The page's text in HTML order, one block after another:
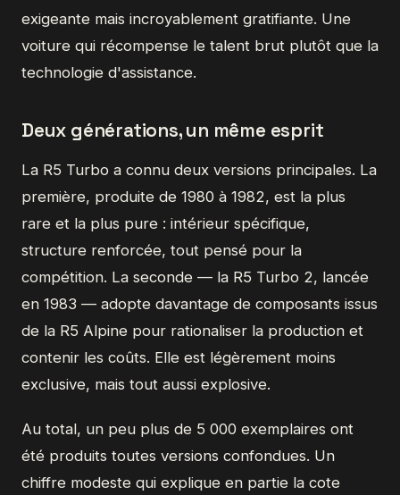
exigeante mais incroyablement gratifiante. Une
voiture qui récompense le talent brut plutôt que la
technologie d'assistance.
Deux générations, un même esprit
La R5 Turbo a connu deux versions principales. La
première, produite de 1980 à 1982, est la plus
rare et la plus pure : intérieur spécifique,
structure renforcée, tout pensé pour la
compétition. La seconde — la R5 Turbo 2, lancée
en 1983 — adopte davantage de composants issus
de la R5 Alpine pour rationaliser la production et
contenir les coûts. Elle est légèrement moins
exclusive, mais tout aussi explosive.
Au total, un peu plus de 5 000 exemplaires ont
été produits toutes versions confondues. Un
chiffre modeste qui explique en partie la cote